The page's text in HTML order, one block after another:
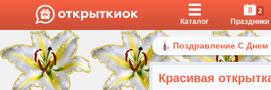
Каталог
8 2
Праздники
Поздравление С
Красивая